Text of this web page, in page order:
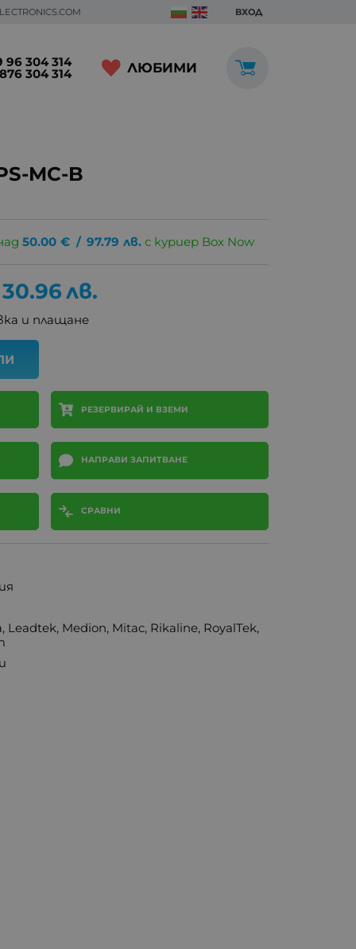
ВХОД
96 304 314
304 314 ЛЮБИМИ
MC-B
50.00 € / 97.79 лв. с куриер Box Now
30.96лв.
и плащане
РЕЗЕРВИРАЙ И ВЗЕМИ
НАПРАВИ ЗАПИТВАНЕ
СРАВНИ
Medion, Mitac, Rikaline, RoyalTek,